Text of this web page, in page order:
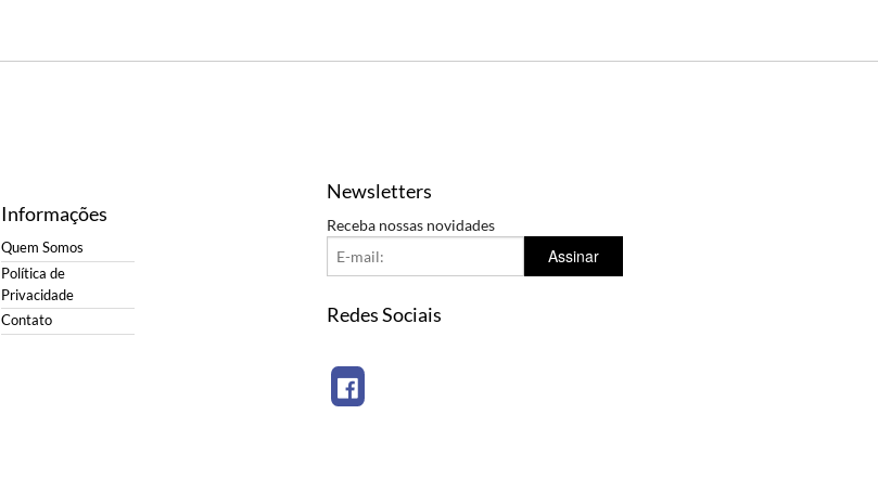
Informações
Quem Somos
Política de
Privacidade
Contato
Newsletters
Receba nossas novidades
Assinar
Redes Sociais